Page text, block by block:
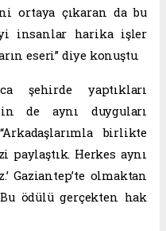
ortaya çıkaran da bu
insanlar harika işler
eseri” diye konuştu.
şehirde yaptıkları
de aynı duyguları
birlikte
Herkes aynı
Gaziantep’te olmaktan
ödülü gerçekten hak